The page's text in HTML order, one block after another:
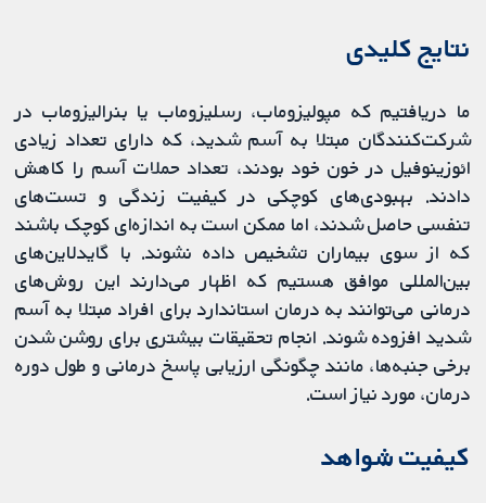
نتایج کلیدی
ما دریافتیم که مپولیزوماب، رسلیزوماب یا بنرالیزوماب در
شرکت‏‌کنندگان مبتلا به آسم شدید، که دارای تعداد زیادی
ائوزینوفیل‌ در خون خود بودند، تعداد حملات آسم را کاهش
دادند. بهبودی‌های کوچکی در کیفیت زندگی و تست‌های
تنفسی حاصل شدند، اما ممکن است به اندازه‌ای کوچک باشند
که از سوی بیماران تشخیص داده نشوند. با گایدلاین‌های
بین‌المللی موافق هستیم که اظهار می‌دارند این روش‌های
درمانی می‌توانند به درمان استاندارد برای افراد مبتلا به آسم
شدید افزوده شوند. انجام تحقیقات بیشتری برای روشن شدن
برخی جنبه‌ها، مانند چگونگی ارزیابی پاسخ درمانی و طول دوره
درمان، مورد نیاز است.
کیفیت شواهد